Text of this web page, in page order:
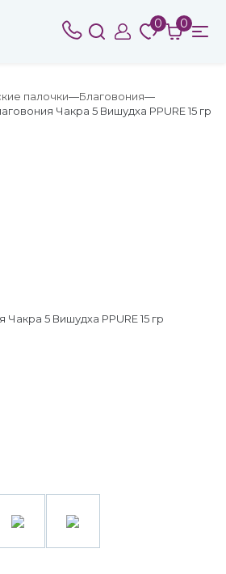
0 0
палочки
Благовония
Чакра 5 Вишудха PPURE 15 гр